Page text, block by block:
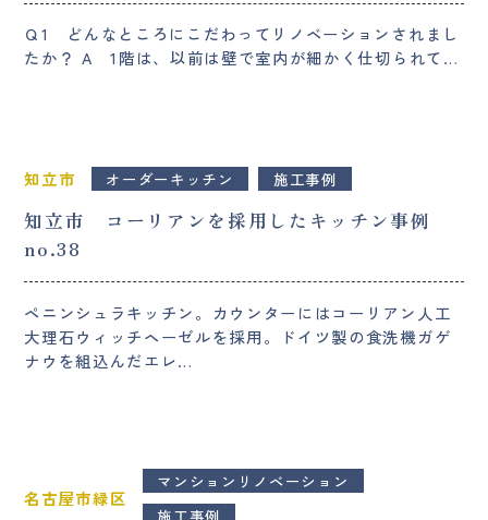
Ｑ1 どんなところにこだわってリノベーションされまし
たか？ A 1階は、以前は壁で室内が細かく仕切られて…
知立市 オーダーキッチン 施工事例
知立市 コーリアンを採用したキッチン事例
no.38
ペニンシュラキッチン。カウンターにはコーリアン人工
大理石ウィッチヘーゼルを採用。ドイツ製の食洗機ガゲ
ナウを組込んだエレ…
名古屋市緑区
マンションリノベーション